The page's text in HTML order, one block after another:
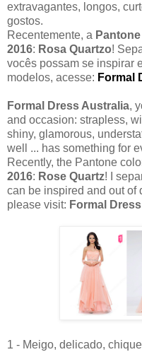
extravagantes, longos,
gostos.
Recentemente, a Pantone
2016: Rosa Quartzo!
vocês possam se inspirar
modelos, acesse: Formal
Formal Dress Australia,
and occasion: strapless,
shiny, glamorous,
well ... has something for
Recently, the Pantone
2016: Rose Quartz! I
can be inspired and out of
please visit: Formal
1 - Meigo, delicado,